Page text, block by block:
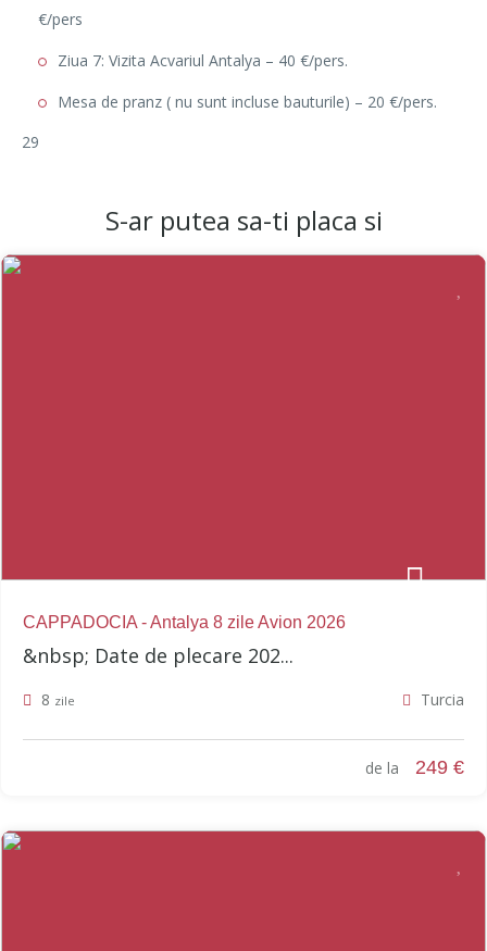
€/pers
Ziua 7: Vizita Acvariul Antalya – 40 €/pers.
Mesa de pranz ( nu sunt incluse bauturile) – 20 €/pers.
29
S-ar putea sa-ti placa si
CAPPADOCIA - Antalya 8 zile Avion 2026
&nbsp; Date de plecare 202...
8 zile Turcia
de la 249 €